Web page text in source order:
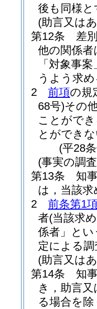
後も同様
(助言又は
第12条
差
他の関係
「対象事
うよう求
2
前項の規
68号)その
ことがで
とができ
(平28
(事実の調
第13条
知
は，当該
2
前条第1
者(当該求
係者」とい
定による
(助言又は
第14条
知
き，助言
る場合を除